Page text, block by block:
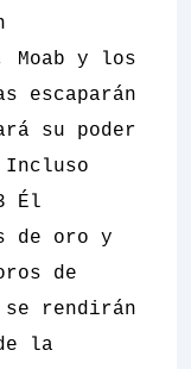
Moab y los
escaparán
su poder
Incluso
Él
de oro y
de
rendirán
la